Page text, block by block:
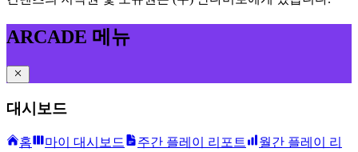
ARCADE 메뉴
대시보드
홈 마이 대시보드 주간 플레이 리포트
월간 플레이 리